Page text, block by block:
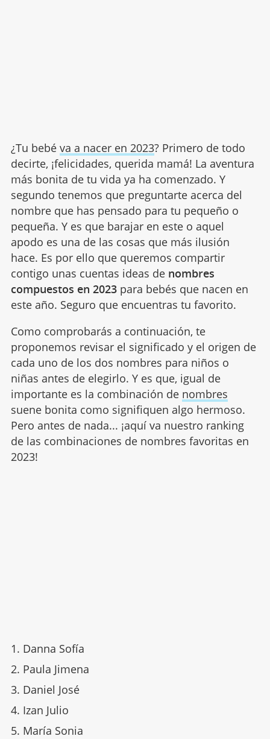
¿Tu bebé va a nacer en 2023? Primero de todo
decirte, ¡felicidades, querida mamá! La aventura
más bonita de tu vida ya ha comenzado. Y
segundo tenemos que preguntarte acerca del
nombre que has pensado para tu pequeño o
pequeña. Y es que barajar en este o aquel
apodo es una de las cosas que más ilusión
hace. Es por ello que queremos compartir
contigo unas cuentas ideas de nombres
compuestos en 2023para bebés que nacen en
este año. Seguro que encuentras tu favorito.
Como comprobarás a continuación, te
proponemos revisar el significado y el origen de
cada uno de los dos nombres para niños o
niñas antes de elegirlo. Y es que, igual de
importante es la combinación de nombres
suene bonita como signifiquen algo hermoso.
Pero antes de nada... ¡aquí va nuestro ranking
de las combinaciones de nombres favoritas en
2023!
Danna Sofía
Paula Jimena
Daniel José
Izan Julio
María Sonia